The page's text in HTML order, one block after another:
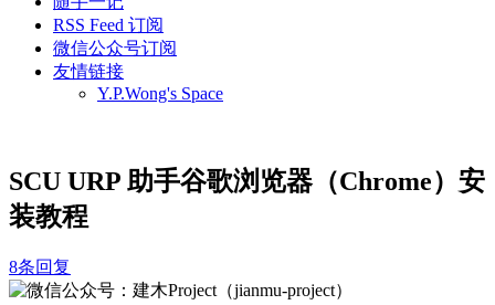
RSS Feed 订阅
微信公众号订阅
友情链接
Y.P.Wong's Space
SCU URP 助手谷歌浏览器（Chrome）安
装教程
8条回复